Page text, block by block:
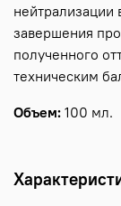
нейтрализации
завершения
полученного
техническим
Объем: 100 мл.